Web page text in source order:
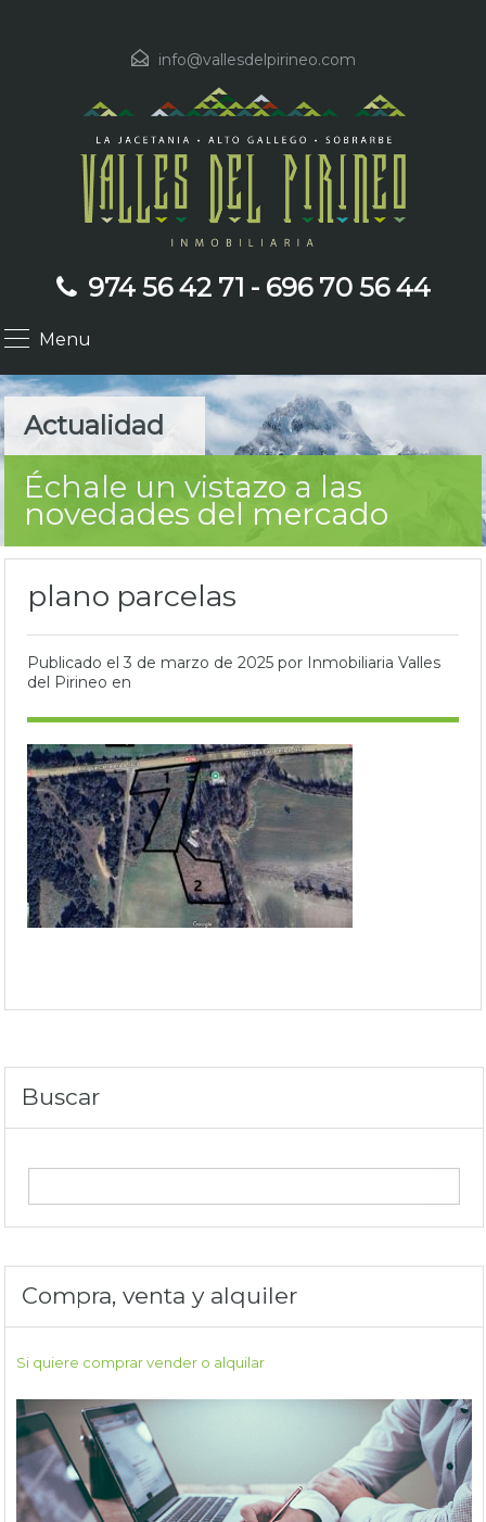
info@vallesdelpirineo.com
Menu
974 56 42 71 - 696 70 56 44
Actualidad
Échale un vistazo a las
novedades del mercado
plano parcelas
Publicado el 3 de marzo de 2025 por Inmobiliaria Valles
del Pirineo en
Buscar
Compra, venta y alquiler
Si quiere comprar vender o alquilar